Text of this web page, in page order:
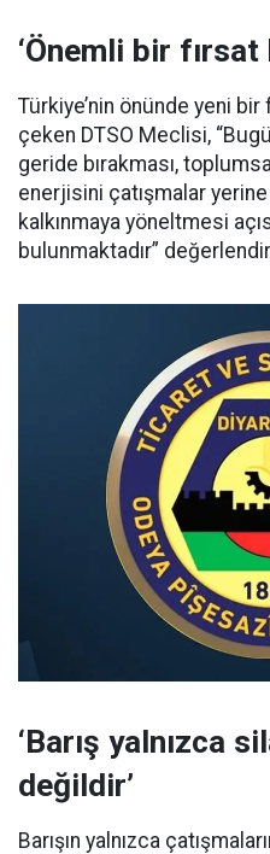
‘Önemli bir fırsat
Türkiye’nin önünde yeni
çeken DTSO Meclisi,
geride bırakması,
enerjisini çatışmalar yerine
kalkınmaya yöneltmesi
bulunmaktadır”
‘Barış yalnızca
değildir’
Barışın yalnızca